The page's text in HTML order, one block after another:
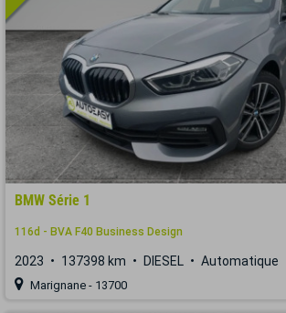
BMW Série 1
116d - BVA F40 Business Design
2023 137398 km DIESEL Automatique
Marignane - 13700